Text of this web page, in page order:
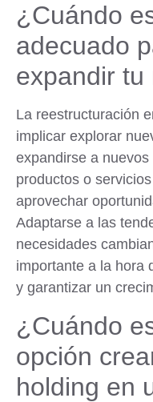
¿Cuándo
adecuado
expandir tu
La reestructuración
implicar explorar
expandirse a
productos o
aprovechar
Adaptarse a las
necesidades
importante a la hora
y garantizar un
¿Cuándo
opción
holding en